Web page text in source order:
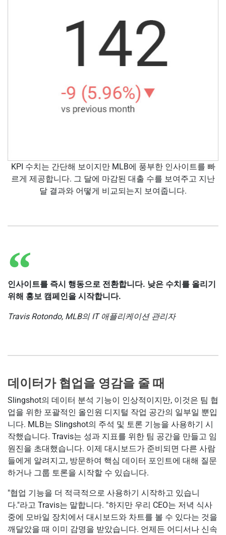
KPI 수치는 간단해 보이지만 MLB에 풍부한 인사이트를 빠
르게 제공합니다. 그 달에 마감된 대출 수를 보여주고 지난
달 결과와 어떻게 비교되는지 보여줍니다.
인사이트를 즉시 행동으로 전환합니다. 낮은 수치를 올리기
위해 홍보 캠페인을 시작합니다.
Travis Rotondo, MLB의 IT 애플리케이션 관리자
데이터가 협업을 영감을 줄 때
Slingshot의 데이터 분석 기능이 인상적이지만, 이것은 팀 협
업을 위한 포괄적인 올인원 디지털 작업 공간의 일부일 뿐입
니다. MLB는 Slingshot의 주석 및 토론 기능을 사용하기 시
작했습니다. Travis는 성과 지표를 위한 팀 공간을 만들고 임
원진을 초대했습니다. 이제 대시보드가 준비되면 다른 사람
들에게 알려지고, 방문하여 핵심 데이터 포인트에 대해 질문
하거나 그룹 토론을 시작할 수 있습니다.
"협업 기능을 더 적극적으로 사용하기 시작하고 있습니
다."라고 Travis는 말합니다. "하지만 우리 CEO는 저녁 식사
중에 모바일 장치에서 대시보드와 차트를 볼 수 있다는 것을
깨달았을 때 이미 감명을 받았습니다. 언제든 어디서나 신속